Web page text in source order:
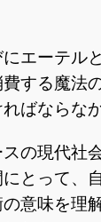
エーテル
する魔法
ばならなか
の現代社
とって、
意味を理